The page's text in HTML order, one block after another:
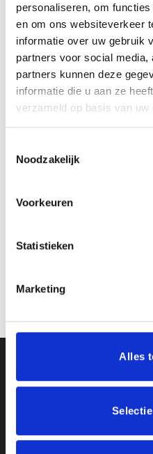
personaliseren, om
en om ons websiteverkeer
informatie over uw gebruik
partners voor social
partners kunnen deze
informatie die u aan ze
verzameld op basis van
Noodzakelijk
Voorkeuren
Statistieken
Marketing
Alles
GERELATEERDE
Van Zanden Sportprijzen
4901KM Oosterhout